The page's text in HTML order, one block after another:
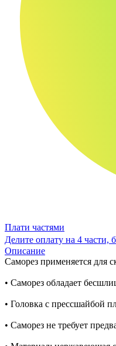
Плати частями
Делите оплату на 4 части,
Описание
Саморез применяется для
• Саморез обладает
• Головка с прессшайбой
• Саморез не требует